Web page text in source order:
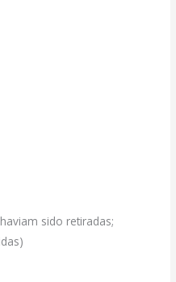
sido retiradas;